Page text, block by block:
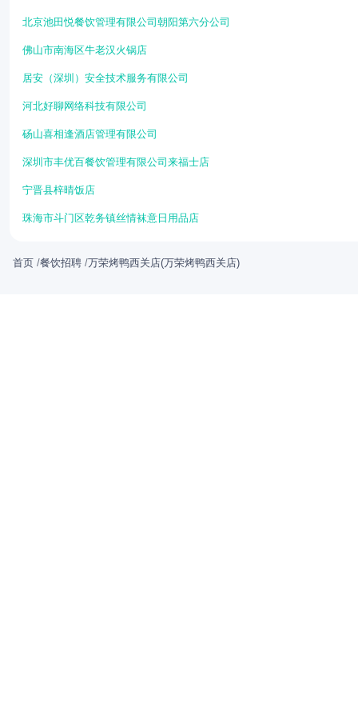
北京池田悦餐饮管理有限公司朝阳第六分公司
佛山市南海区牛老汉火锅店
居安（深圳）安全技术服务有限公司
河北好聊网络科技有限公司
砀山喜相逢酒店管理有限公司
深圳市丰优百餐饮管理有限公司来福士店
宁晋县梓晴饭店
珠海市斗门区乾务镇丝情袜意日用品店
首页 /餐饮招聘 /万荣烤鸭西关店(万荣烤鸭西关店)